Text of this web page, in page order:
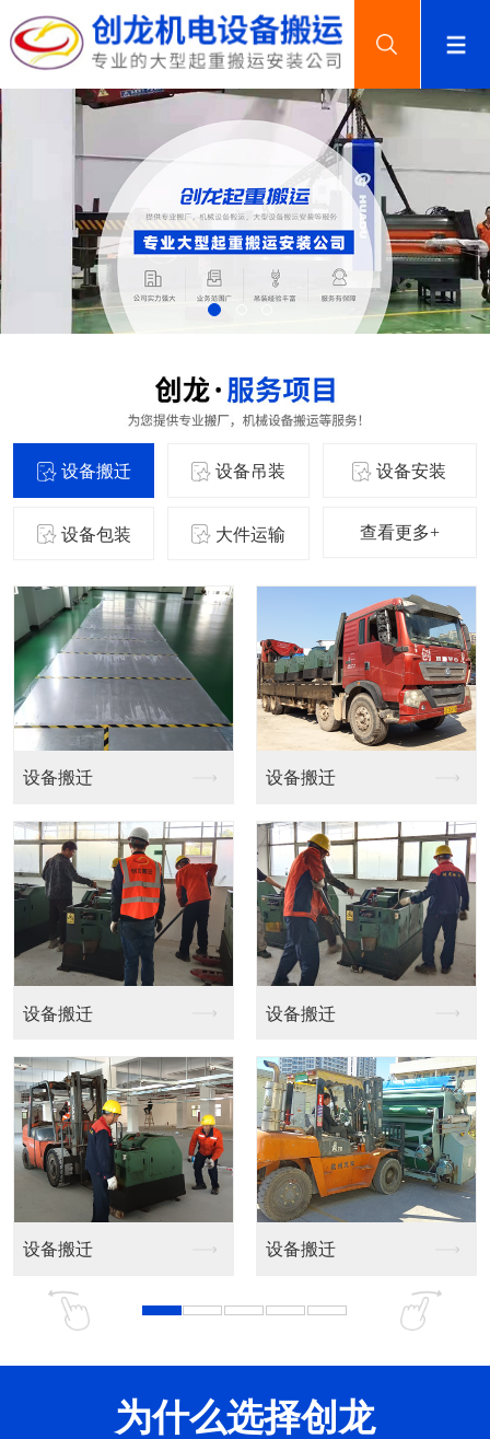
设备搬迁 设备吊装 设备安装
设备包装 大件运输 查看更多+
设备吊装 设备吊装
设备吊装 设备吊装
设备吊装 设备吊装
为什么选择创龙